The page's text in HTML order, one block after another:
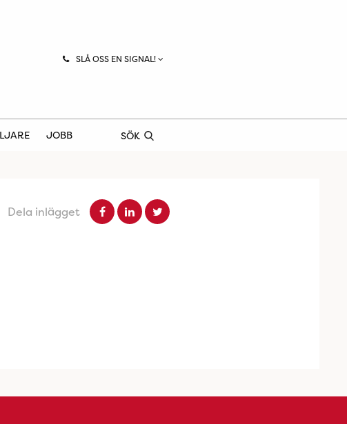
SLÅ OSS EN SIGNAL!
JOBB SÖK
Dela inlägget